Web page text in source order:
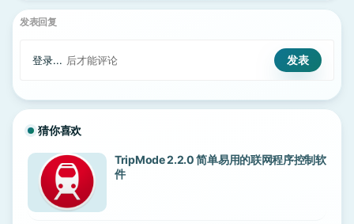
发表回复
登录... 后才能评论
猜你喜欢
TripMode 2.2.0 简单易用的联网程序控制软
件